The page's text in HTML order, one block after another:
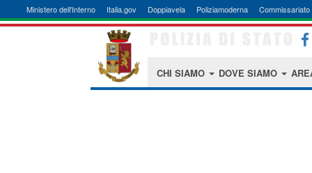
Ministero dell'Interno Italia.gov Doppiavela Poliziamoderna Commissariato
CHI SIAMO DOVE SIAMO